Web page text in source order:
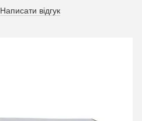
Написати відгук